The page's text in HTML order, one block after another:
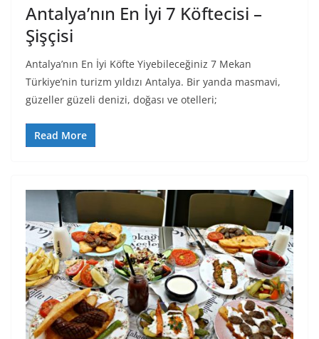
Antalya’nın En İyi 7 Köftecisi –
Şişçisi
Antalya’nın En İyi Köfte Yiyebileceğiniz 7 Mekan
Türkiye’nin turizm yıldızı Antalya. Bir yanda masmavi,
güzeller güzeli denizi, doğası ve otelleri;
Read More